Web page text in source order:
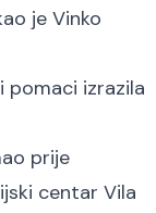
je Vinko
pomaci izrazila
prije
centar Vila